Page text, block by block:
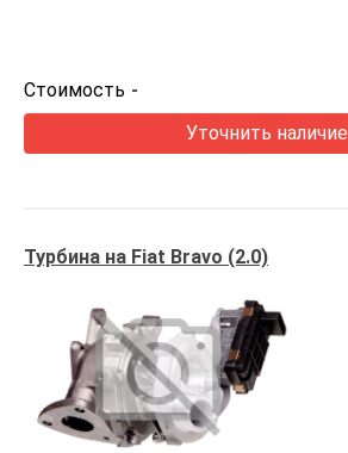
Стоимость -
Уточнить наличие
Турбина на Fiat Bravo (2.0)